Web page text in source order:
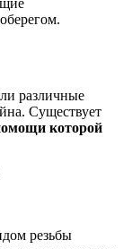
различные
Существует
которой
резьбы